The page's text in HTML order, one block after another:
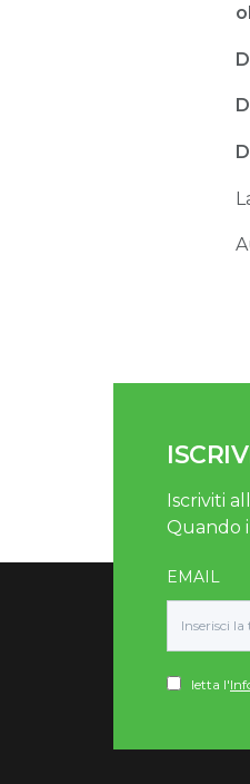
Iscriviti
Quando
EMAIL
letta l'